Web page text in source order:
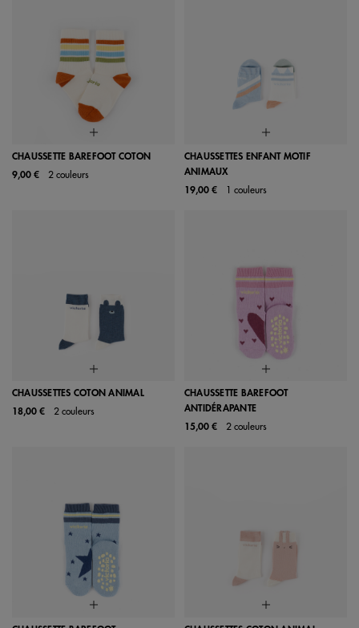
CHAUSSETTE BAREFOOT COTON
9,00 €
2 couleurs
CHAUSSETTES ENFANT MOTIF
ANIMAUX
19,00 €
1 couleurs
CHAUSSETTES COTON ANIMAL
18,00 €
2 couleurs
CHAUSSETTE BAREFOOT
ANTIDÉRAPANTE
15,00 €
2 couleurs